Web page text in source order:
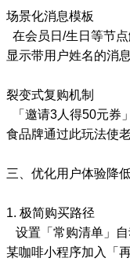
场景化消息模板
在会员日/生日等节
显示带用户姓名的消
裂变式复购机制
「邀请3人得50元券
食品牌通过此玩法使
三、优化用户体验降
1. 极简购买路径
设置「常购清单」自
某咖啡小程序加入「